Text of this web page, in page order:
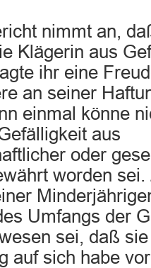
nimmt an,
Klägerin aus
ihr eine
an seiner
einmal könne
aus
oder
worden
Umfangs der
sei, daß
auf sich habe